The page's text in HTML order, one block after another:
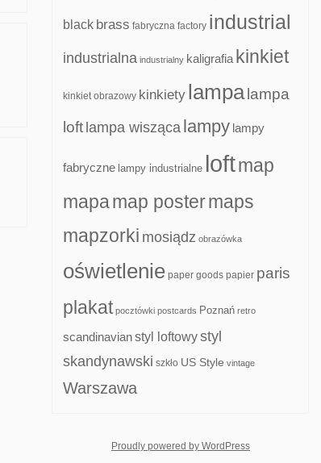
black brass fabryczna factory industrial
industrialna industrialny kaligrafia kinkiet
kinkiet obrazowy kinkiety lampa lampa
loft lampa wisząca lampy lampy
fabryczne lampy industrialne loftmap
mapamap postermaps
mapzorki mosiądz obrazówka
oświetlenie paper goods papier paris
plakat pocztówki postcards Poznań retro
scandinavianstyl loftowystyl
skandynawski szkło US Style vintage
Warszawa
Proudly powered by WordPresswhois: Nuno